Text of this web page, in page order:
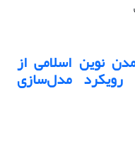
نوین اسلامی از
رویکرد مدل‌سازی